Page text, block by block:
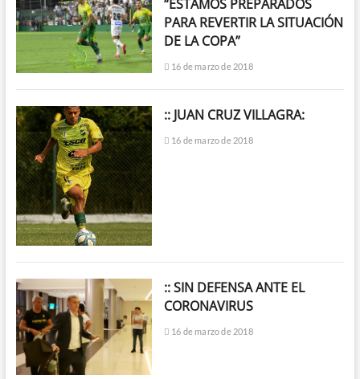
“ESTAMOS PREPARADOS
PARA REVERTIR LA SITUACIÓN
DE LA COPA”
16 de marzo de 2018
:: JUAN CRUZ VILLAGRA:
16 de marzo de 2018
:: SIN DEFENSA ANTE EL
CORONAVIRUS
16 de marzo de 2018